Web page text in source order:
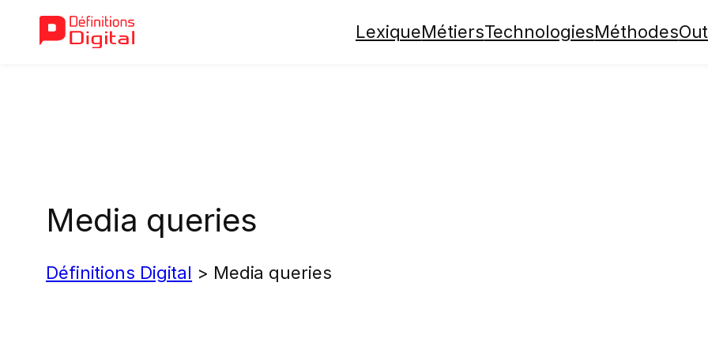
LexiqueMétiersTechnologiesMéthodes
Media queries
Définitions Digital > Media queries